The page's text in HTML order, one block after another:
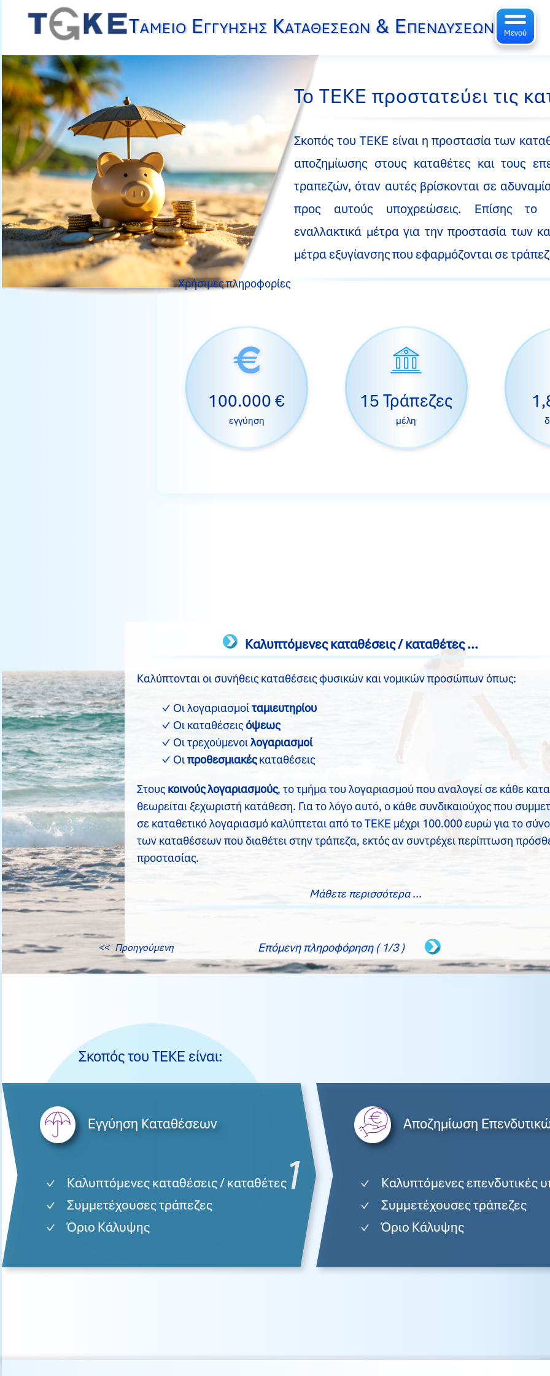
Ταμείο Εγγύησης Καταθέσεων & Επενδύσεων Μενού
Το ΤΕΚΕ προστατεύει τις
Σκοπός του ΤΕΚΕ είναι η προστασία των
αποζημίωσης στους καταθέτες και τους
τραπεζών, όταν αυτές βρίσκονται σε
προς αυτούς υποχρεώσεις. Επίσης το
εναλλακτικά μέτρα για την προστασία των
μέτρα εξυγίανσης που εφαρμόζονται σε
Χρήσιμες πληροφορίες
100.000 €
εγγύηση
15 Τράπεζες
μέλη
Καλυπτόμενες καταθέσεις / καταθέτες ...
Καλύπτονται οι συνήθεις καταθέσεις φυσικών και νομικών προσώπων όπως:
Οι λογαριασμοίταμιευτηρίου
Οι καταθέσειςόψεως
Οι τρεχούμενοιλογαριασμοί
Οιπροθεσμιακέςκαταθέσεις
Στουςκοινούς λογαριασμούς, το τμήμα του λογαριασμού που αναλογεί σε κάθε
θεωρείται ξεχωριστή κατάθεση. Για το λόγο αυτό, ο κάθε συνδικαιούχος που
σε καταθετικό λογαριασμό καλύπτεται από το ΤΕΚΕ μέχρι 100.000 ευρώ για το
των καταθέσεων που διαθέτει στην τράπεζα, εκτός αν συντρέχει περίπτωση
προστασίας.
Μάθετε περισσότερα ...
<< Προηγούμενη Επόμενη πληροφόρηση ( 1/3 )
Σκοπός του ΤΕΚΕ είναι:
Εγγύηση Καταθέσεων
Καλυπτόμενες καταθέσεις / καταθέτες
Συμμετέχουσες τράπεζες
Όριο Κάλυψης
Αποζημίωση
Καλυπτόμενες επενδυτικές
Συμμετέχουσες τράπεζες
Όριο Κάλυψης